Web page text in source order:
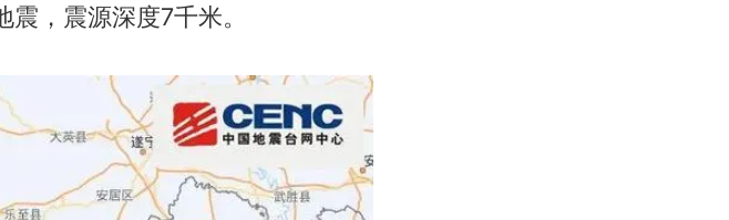
，震源深度7千米。